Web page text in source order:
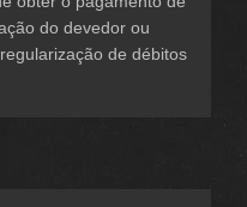
do devedor ou
de débitos